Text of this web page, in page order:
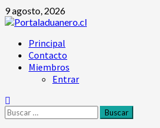
Saltar
al
9 agosto, 2026
Menú
principal
Principal
Contacto
Miembros
Entrar
Buscar: